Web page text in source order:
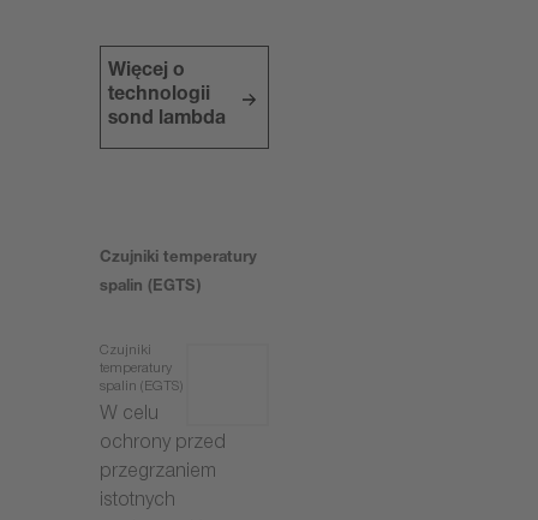
Więcej o
technologii
sond lambda
Czujniki temperatury
spalin (EGTS)
Czujniki
temperatury
spalin (EGTS)
W celu
ochrony przed
przegrzaniem
istotnych